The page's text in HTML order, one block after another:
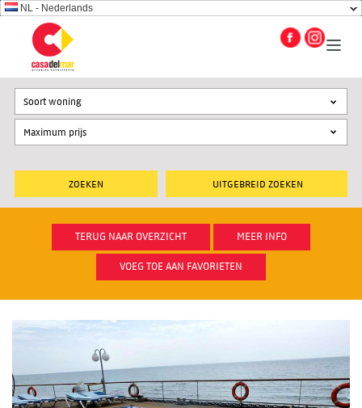
NL - Nederlands
UITGEBREID ZOEKEN
Soort woning
TERUG NAAR OVERZICHT MEER INFO
VOEG TOE AAN FAVORIETEN